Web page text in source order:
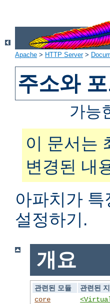
Apache > HTTP Server>
주소와
가능
이 문서는
변경된 내
아파치가
설정하기.
개요
관련된 모듈
관련된
core